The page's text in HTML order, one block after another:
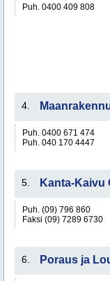
Puh. 0400 409 808
4.
Puh. 0400 671 474
Puh. 040 170 4447
5. Kanta-Kaivu
Puh. (09) 796 860
Faksi (09) 7289 6730
6. Poraus ja